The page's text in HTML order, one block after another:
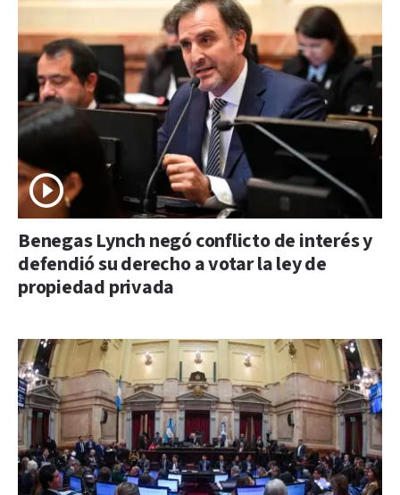
Benegas Lynch negó conflicto de interés y
defendió su derecho a votar la ley de
propiedad privada